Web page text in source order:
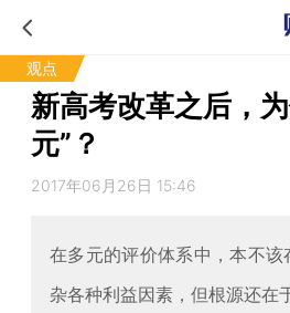
观点
新高考改革之后，
元”？
2017年06月26日 15:46
在多元的评价体系中，本不
杂各种利益因素，但根源还在